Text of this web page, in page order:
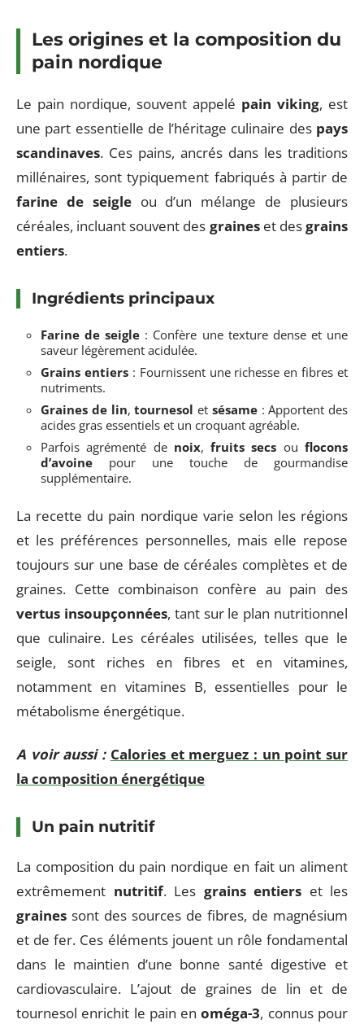
Les origines et la composition du
pain nordique
Le pain nordique, souvent appelé pain viking, est
une part essentielle de l’héritage culinaire des pays
scandinaves. Ces pains, ancrés dans les traditions
millénaires, sont typiquement fabriqués à partir de
farine de seigleou d’un mélange de plusieurs
céréales, incluant souvent des graineset desgrains
entiers.
Ingrédients principaux
Farine de seigle : Confère une texture dense et une
saveur légèrement acidulée.
Grains entiers: Fournissent une richesse en fibres et
nutriments.
Graines de lin,tournesol et sésame: Apportent des
acides gras essentiels et un croquant agréable.
Parfois agrémenté de noix,fruits secs ouflocons
d’avoine pour une touche de gourmandise
supplémentaire.
La recette du pain nordique varie selon les régions
et les préférences personnelles, mais elle repose
toujours sur une base de céréales complètes et de
graines. Cette combinaison confère au pain des
vertus insoupçonnées, tant sur le plan nutritionnel
que culinaire. Les céréales utilisées, telles que le
seigle, sont riches en fibres et en vitamines,
notamment en vitamines B, essentielles pour le
métabolisme énergétique.
A voir aussi : Calories et merguez : un point sur
la composition énergétique
Un pain nutritif
La composition du pain nordique en fait un aliment
extrêmement nutritif. Les grains entiers et les
graines sont des sources de fibres, de magnésium
et de fer. Ces éléments jouent un rôle fondamental
dans le maintien d’une bonne santé digestive et
cardiovasculaire. L’ajout de graines de lin et de
tournesol enrichit le pain enoméga-3, connus pour